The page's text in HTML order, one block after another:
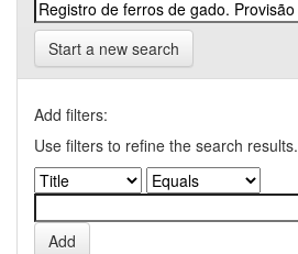
Start a new search
Add filters:
Use filters to refine the search results.